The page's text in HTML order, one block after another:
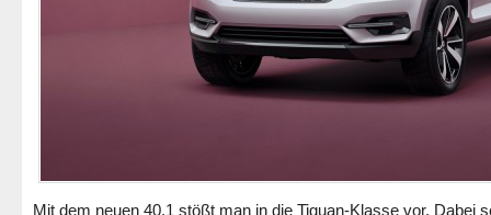
Mit dem neuen 40.1 stößt man in die Tiguan-Klasse vor. Dabei